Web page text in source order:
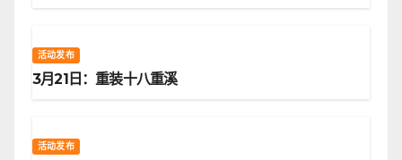
活动发布
3月21日：重装十八重溪
活动发布